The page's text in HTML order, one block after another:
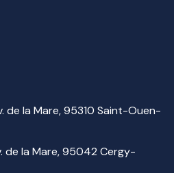
de la Mare, 95310 Saint-Ouen-
de la Mare, 95042 Cergy-